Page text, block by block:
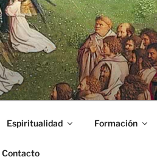
Espiritualidad Formación
Contacto